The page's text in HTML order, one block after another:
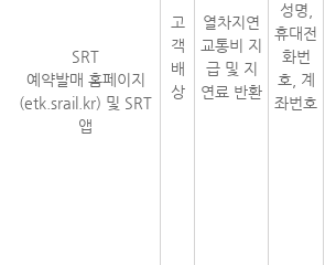
SRT
예약발매 홈페이지
(etk.srail.kr) 및 SRT
앱
고
객
배
상
열차지연
교통비 지
급 및 지
연료 반환
성명,
휴대전
화번
호, 계
좌번호